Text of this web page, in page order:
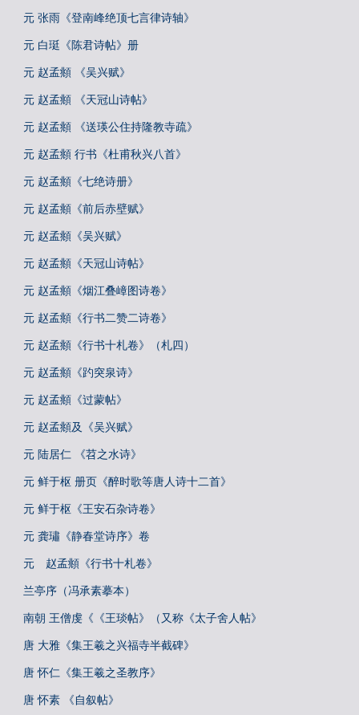
元 张雨《登南峰绝顶七言律诗轴》
元 白珽《陈君诗帖》册
元 赵孟頫 《吴兴赋》
元 赵孟頫 《天冠山诗帖》
元 赵孟頫 《送瑛公住持隆教寺疏》
元 赵孟頫 行书《杜甫秋兴八首》
元 赵孟頫《七绝诗册》
元 赵孟頫《前后赤壁赋》
元 赵孟頫《吴兴赋》
元 赵孟頫《天冠山诗帖》
元 赵孟頫《烟江叠嶂图诗卷》
元 赵孟頫《行书二赞二诗卷》
元 赵孟頫《行书十札卷》（札四）
元 赵孟頫《趵突泉诗》
元 赵孟頫《过蒙帖》
元 赵孟頫及《吴兴赋》
元 陆居仁 《苕之水诗》
元 鲜于枢 册页《醉时歌等唐人诗十二首》
元 鲜于枢《王安石杂诗卷》
元 龚璛《静春堂诗序》卷
元 赵孟頫《行书十札卷》
兰亭序（冯承素摹本）
南朝 王僧虔《《王琰帖》（又称《太子舍人帖》
唐 大雅《集王羲之兴福寺半截碑》
唐 怀仁《集王羲之圣教序》
唐 怀素 《自叙帖》